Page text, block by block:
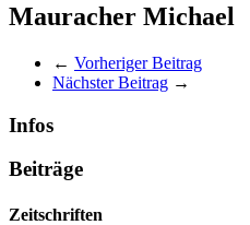
Mauracher Michael
← Vorheriger Beitrag
Nächster Beitrag →
Infos
Beiträge
Zeitschriften